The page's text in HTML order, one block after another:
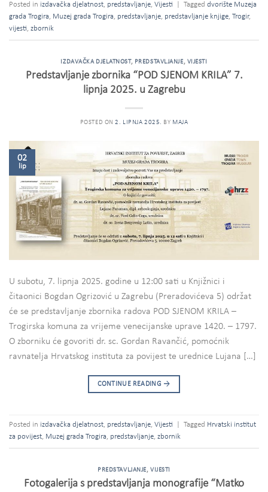
Posted in izdavačka djelatnost, predstavljanje, Vijesti Tagged dvorište Muzeja
grada Trogira, Muzej grada Trogira, predstavljanje, predstavljanje knjige, Trogir,
vijesti, zbornik
IZDAVAČKA DJELATNOST, PREDSTAVLJANJE, VIJESTI
Predstavljanje zbornika “POD SJENOM KRILA” 7.
lipnja 2025. u Zagrebu
POSTED ON2. LIPNJA 2025. BY MAJA
02
lip
U subotu, 7. lipnja 2025. godine u 12:00 sati u Knjižnici i
čitaonici Bogdan Ogrizović u Zagrebu (Preradovićeva 5) održat
će se predstavljanje zbornika radova POD SJENOM KRILA –
Trogirska komuna za vrijeme venecijanske uprave 1420. – 1797.
O zborniku će govoriti dr. sc. Gordan Ravančić, pomoćnik
ravnatelja Hrvatskog instituta za povijest te urednice Lujana […]
CONTINUE READING →
Posted in izdavačka djelatnost, predstavljanje, Vijesti Tagged Hrvatski institut
za povijest, Muzej grada Trogira, predstavljanje, zbornik
PREDSTAVLJANJE,VIJESTI
Fotogalerija s predstavljanja monografije “Matko